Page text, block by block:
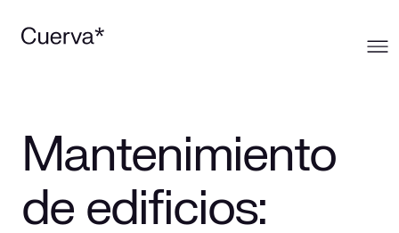
Qué ofrecemos
Innovación
Mantenimiento
de edificios: